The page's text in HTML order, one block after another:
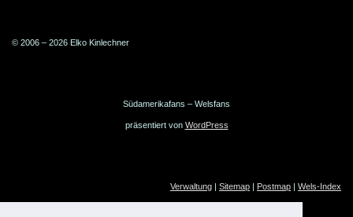
© 2006 – 2026 Elko Kinlechner
Südamerikafans – Welsfans
präsentiert von WordPress
Verwaltung Sitemap Postmap Wels-Index